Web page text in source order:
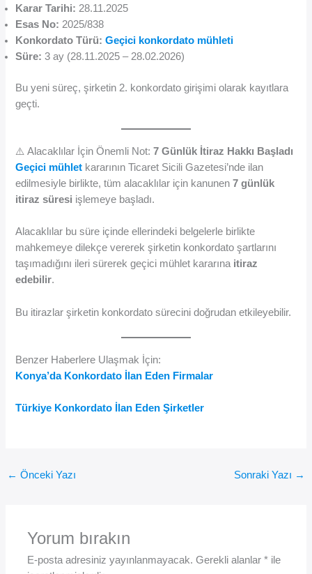
Karar Tarihi: 28.11.2025
Esas No: 2025/838
Konkordato Türü: Geçici konkordato mühleti
Süre: 3 ay (28.11.2025 – 28.02.2026)
Bu yeni süreç, şirketin 2. konkordato girişimi olarak kayıtlara
geçti.
⚠️ Alacaklılar İçin Önemli Not:7 Günlük İtiraz Hakkı Başladı
Geçici mühlet kararının Ticaret Sicili Gazetesi’nde ilan
edilmesiyle birlikte, tüm alacaklılar için kanunen7 günlük
itiraz süresi işlemeye başladı.
Alacaklılar bu süre içinde ellerindeki belgelerle birlikte
mahkemeye dilekçe vererek şirketin konkordato şartlarını
taşımadığını ileri sürerek geçici mühlet kararına itiraz
edebilir.
Bu itirazlar şirketin konkordato sürecini doğrudan etkileyebilir.
Benzer Haberlere Ulaşmak İçin:
Konya’da Konkordato İlan Eden Firmalar
Türkiye Konkordato İlan Eden Şirketler
← Önceki Yazı Sonraki Yazı →
Yorum bırakın
E-posta adresiniz yayınlanmayacak. Gerekli alanlar* ile